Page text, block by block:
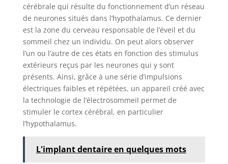
cérébrale qui résulte du fonctionnement d’un réseau
de neurones situés dans l’hypothalamus. Ce dernier
est la zone du cerveau responsable de l’éveil et du
sommeil chez un individu. On peut alors observer
l’un ou l’autre de ces états en fonction des stimulus
extérieurs reçus par les neurones qui y sont
présents. Ainsi, grâce à une série d’impulsions
électriques faibles et répétées, un appareil créé avec
la technologie de l’électrosommeil permet de
stimuler le cortex cérébral, en particulier
l’hypothalamus.
L'implant dentaire en quelques mots